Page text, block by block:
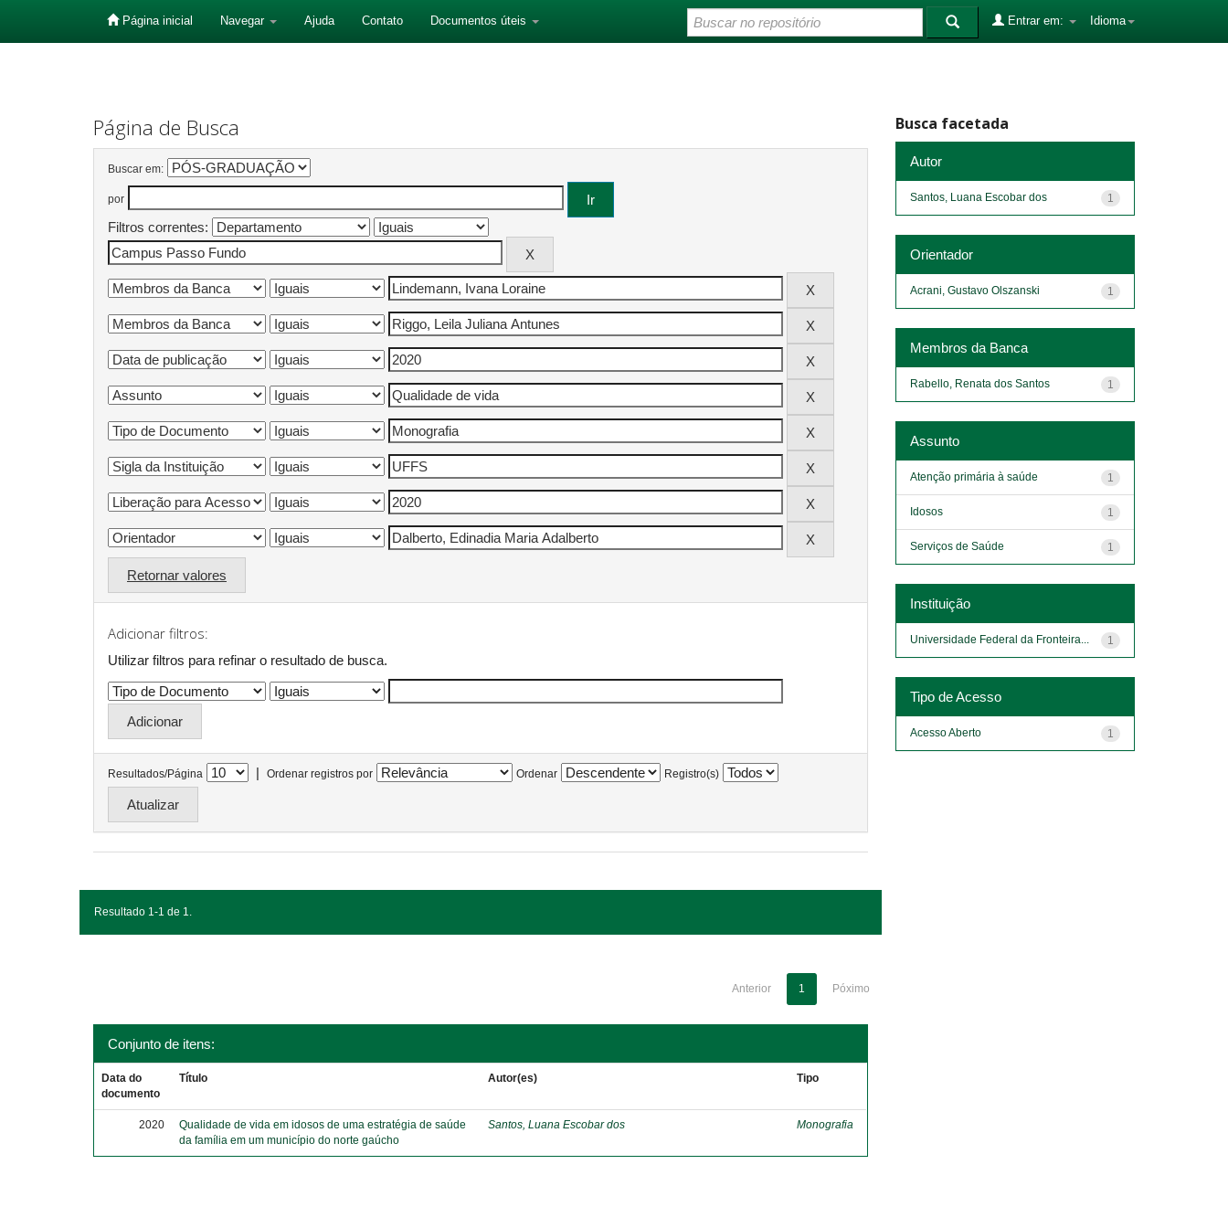
Página inicial Navegar Ajuda Contato Documentos úteis Idioma
Entrar em:
Página de Busca
Buscar em:
por
Filtros correntes:
Retornar valores
Adicionar filtros:
Utilizar filtros para refinar o resultado de busca.
Resultados/Página | Ordenar registros por Ordenar Registro(s)
Resultado 1-1 de 1.
Anterior 1 Póximo
Conjunto de itens:
Data do
documento
Título Autor(es) Tipo
2020
Qualidade de vida em idosos de uma estratégia de saúde
da família em um município do norte gaúcho
Santos, Luana Escobar dos Monografia
Busca facetada
Autor
1
Santos, Luana Escobar dos
Orientador
1
Acrani, Gustavo Olszanski
Membros da Banca
1
Rabello, Renata dos Santos
Assunto
1
Atenção primária à saúde
1
Idosos
1
Serviços de Saúde
Instituição
1
Universidade Federal da Fronteira...
Tipo de Acesso
1
Acesso Aberto